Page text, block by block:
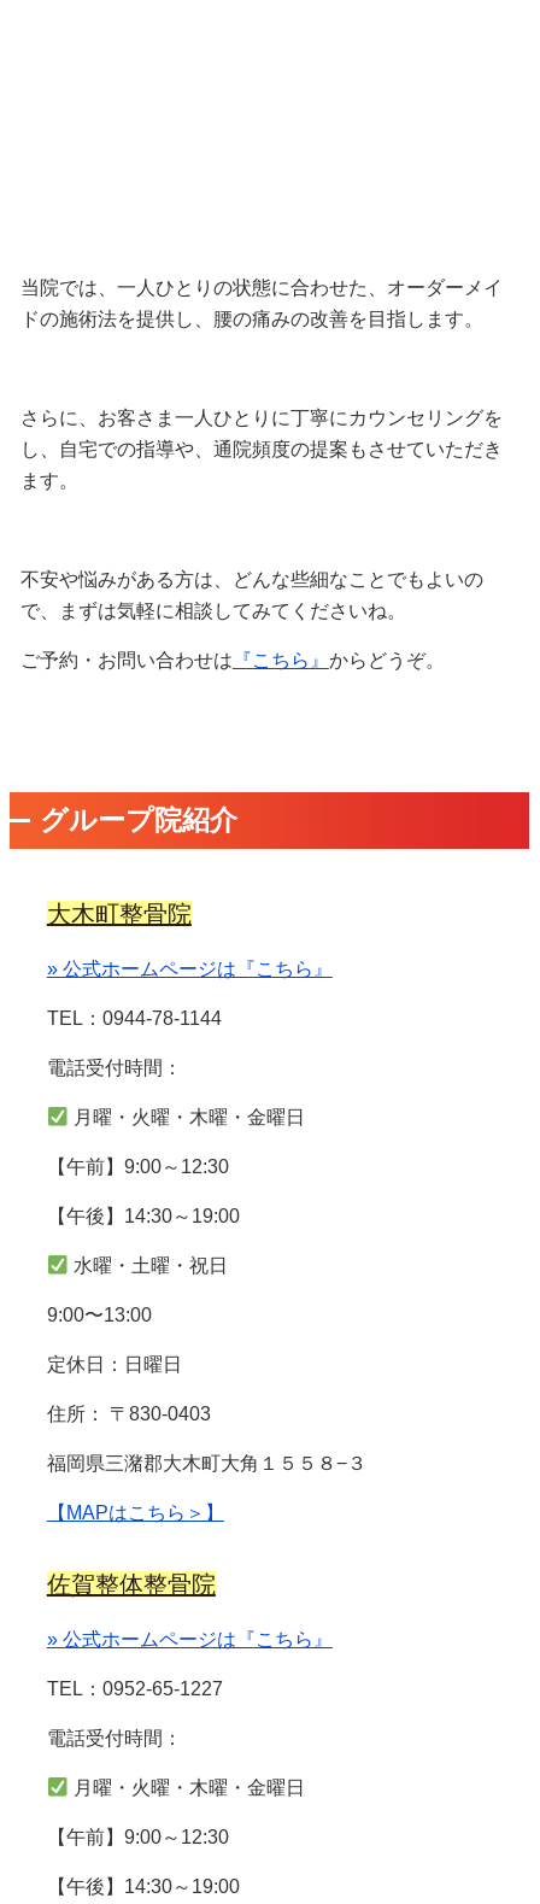
当院では、一人ひとりの状態に合わせた、オーダーメイ
ドの施術法を提供し、腰の痛みの改善を目指します。
さらに、お客さま一人ひとりに丁寧にカウンセリングを
し、自宅での指導や、通院頻度の提案もさせていただき
ます。
不安や悩みがある方は、どんな些細なことでもよいの
で、まずは気軽に相談してみてくださいね。
ご予約・お問い合わせは 『こちら』 からどうぞ。
グループ院紹介
大木町整骨院
» 公式ホームページは『こちら』
TEL：0944-78-1144
電話受付時間：
月曜・火曜・木曜・金曜日
【午前】9:00～12:30
【午後】14:30～19:00
水曜・土曜・祝日
9:00〜13:00
定休日：日曜日
住所： 〒830-0403
福岡県三潴郡大木町大角１５５８−３
【MAPはこちら＞】
佐賀整体整骨院
» 公式ホームページは『こちら』
TEL：0952-65-1227
電話受付時間：
月曜・火曜・木曜・金曜日
【午前】9:00～12:30
【午後】14:30～19:00